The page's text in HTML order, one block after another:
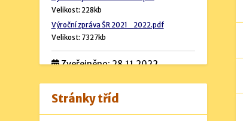
Velikost: 228kb
Výroční zpráva ŠR 2021_2022.pdf
Velikost: 7327kb
Zveřejněno: 28.11.2022
Návrh rozpočtu 2024 (podrobný).pdf
Stránky tříd